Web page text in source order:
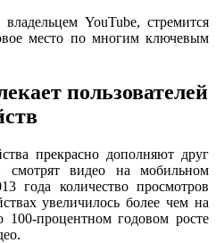
YouTube, стремится
место по многим ключевым
пользователей
прекрасно дополняют друг
смотрят видео на мобильном
года количество просмотров
увеличилось более чем на
процентном годовом росте